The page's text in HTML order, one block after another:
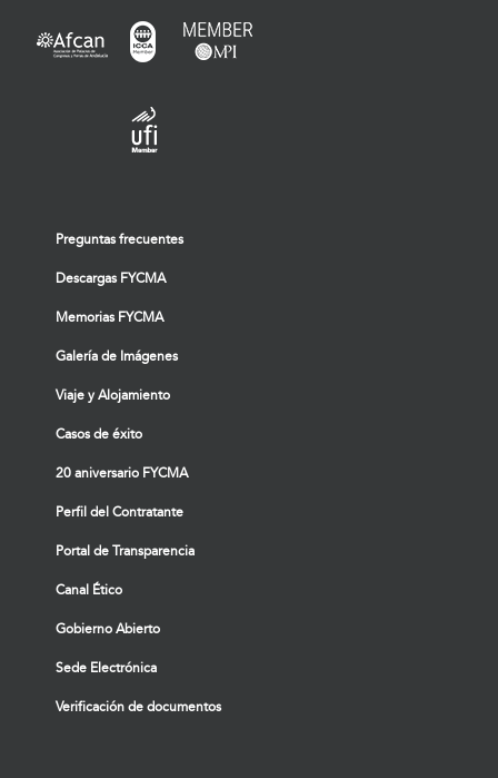
Preguntas frecuentes
Descargas FYCMA
Memorias FYCMA
Galería de Imágenes
Viaje y Alojamiento
Casos de éxito
20 aniversario FYCMA
Perfil del Contratante
Portal de Transparencia
Canal Ético
Gobierno Abierto
Sede Electrónica
Verificación de documentos